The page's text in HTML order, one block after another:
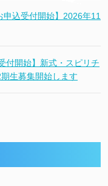
申込受付開始】2026年11
付開始】新式・スピリチ
生募集開始します